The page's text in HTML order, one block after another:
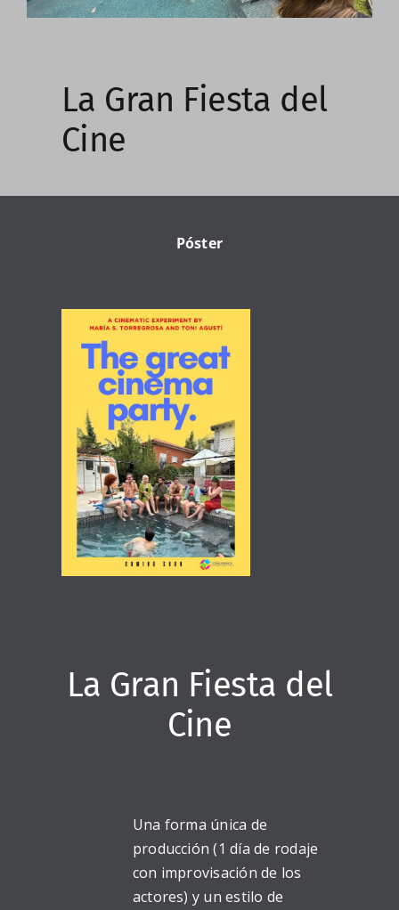
La Gran Fiesta del
Cine
Póster
La Gran Fiesta del
Cine
Una forma única de
producción (1 día de rodaje
con improvisación de los
actores) y un estilo de